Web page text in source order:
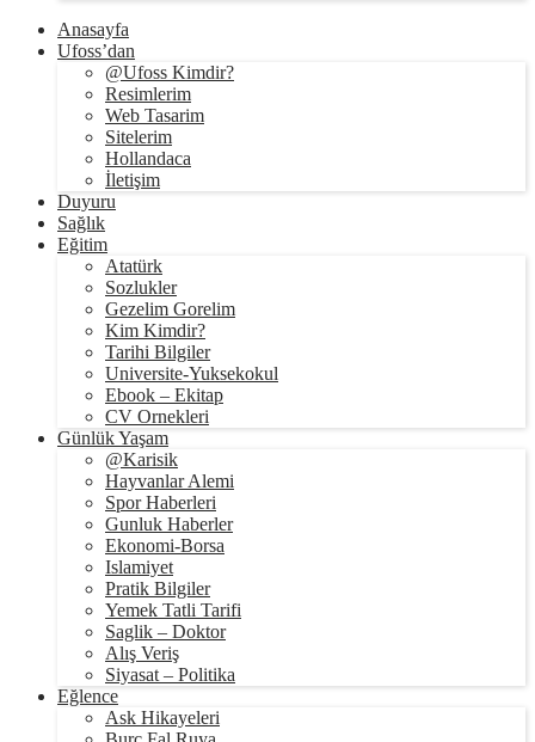
Anasayfa
Ufoss’dan
@Ufoss Kimdir?
Resimlerim
Web Tasarim
Sitelerim
Hollandaca
İletişim
Duyuru
Sağlık
Eğitim
Atatürk
Sozlukler
Gezelim Gorelim
Kim Kimdir?
Tarihi Bilgiler
Universite-Yuksekokul
Ebook – Ekitap
CV Ornekleri
Günlük Yaşam
@Karisik
Hayvanlar Alemi
Spor Haberleri
Gunluk Haberler
Ekonomi-Borsa
Islamiyet
Pratik Bilgiler
Yemek Tatli Tarifi
Saglik – Doktor
Alış Veriş
Siyasat – Politika
Eğlence
Ask Hikayeleri